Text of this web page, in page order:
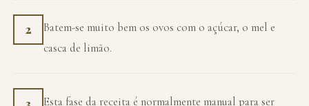
2
Batem-se muito bem os ovos com o açúcar, o mel e
casca de limão.
Esta fase da receita é normalmente manual para ser